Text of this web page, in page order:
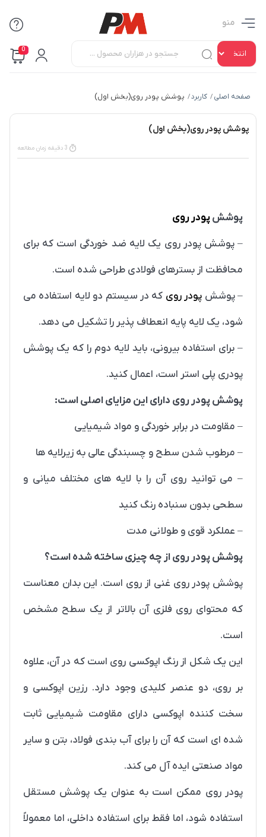
منو
0
صفحه اصلی / کاربرد/ پوشش پودر روی(بخش اول)
پوشش پودر روی(بخش اول)
3 دقیقه زمان مطالعه
پوششپودر روی
– پوشش پودر روی یک لایه ضد خوردگی است که برای
محافظت از بسترهای فولادی طراحی شده است.
– پوشش پودر روی که در سیستم دو لایه استفاده می
شود، یک لایه پایه انعطاف پذیر را تشکیل می دهد.
– برای استفاده بیرونی، باید لایه دوم را که یک پوشش
پودری پلی استر است، اعمال کنید.
پوشش پودر روی دارای این مزایای اصلی است:
– مقاومت در برابر خوردگی و مواد شیمیایی
– مرطوب شدن سطح و چسبندگی عالی به زیرلایه ها
– می توانید روی آن را با لایه های مختلف میانی و
سطحی بدون سنباده رنگ کنید
– عملکرد قوی و طولانی مدت
پوشش پودر روی از چه چیزی ساخته شده است؟
پوشش پودر روی غنی از روی است. این بدان معناست
که محتوای روی فلزی آن بالاتر از یک سطح مشخص
است.
این یک شکل از رنگ اپوکسی روی است که در آن، علاوه
بر روی، دو عنصر کلیدی وجود دارد. رزین اپوکسی و
سخت کننده اپوکسی دارای مقاومت شیمیایی ثابت
شده ای است که آن را برای آب بندی فولاد، بتن و سایر
مواد صنعتی ایده آل می کند.
پودر روی ممکن است به عنوان یک پوشش مستقل
استفاده شود، اما فقط برای استفاده داخلی، اما معمولاً